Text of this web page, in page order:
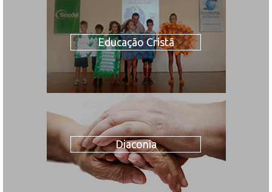
Educação Cristã
Diaconia